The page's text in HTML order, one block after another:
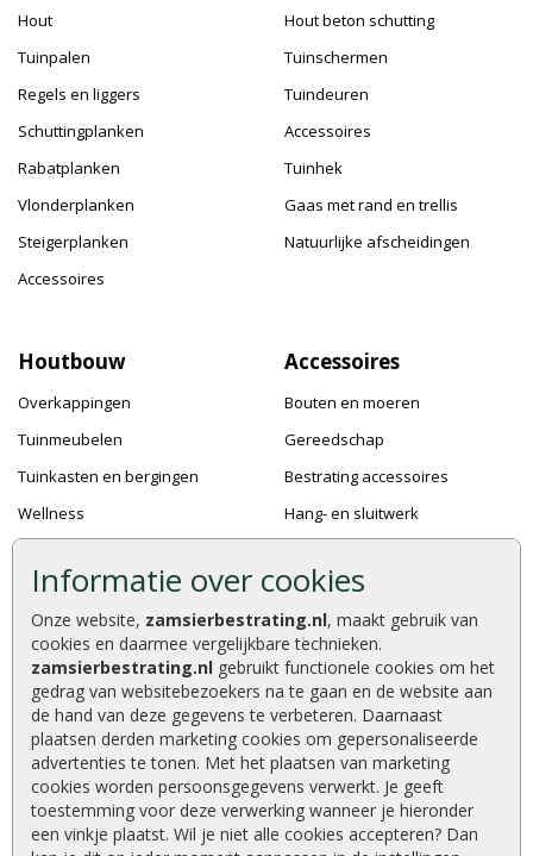
Informatie over cookies
Onze website, zamsierbestrating.nl, maakt gebruik van
cookies en daarmee vergelijkbare technieken.
zamsierbestrating.nl gebruikt functionele cookies om het
gedrag van websitebezoekers na te gaan en de website aan
de hand van deze gegevens te verbeteren. Daarnaast
plaatsen derden marketing cookies om gepersonaliseerde
advertenties te tonen. Met het plaatsen van marketing
cookies worden persoonsgegevens verwerkt. Je geeft
toestemming voor deze verwerking wanneer je hieronder
een vinkje plaatst. Wil je niet alle cookies accepteren? Dan
Hout
Tuinpalen
Regels en liggers
Schuttingplanken
Rabatplanken
Vlonderplanken
Steigerplanken
Accessoires
Hout beton schutting
Tuinschermen
Tuindeuren
Accessoires
Tuinhek
Gaas met rand en trellis
Natuurlijke afscheidingen
Houtbouw
Overkappingen
Tuinmeubelen
Tuinkasten en bergingen
Wellness
Dierenverblijven
Pergola's
Accessoires
Accessoires
Bouten en moeren
Gereedschap
Bestrating accessoires
Hang- en sluitwerk
Verf en Beits
Dakafwerking
Zamsierbestrating.nl © 2026
9,2 / 10 | 610waarderingen